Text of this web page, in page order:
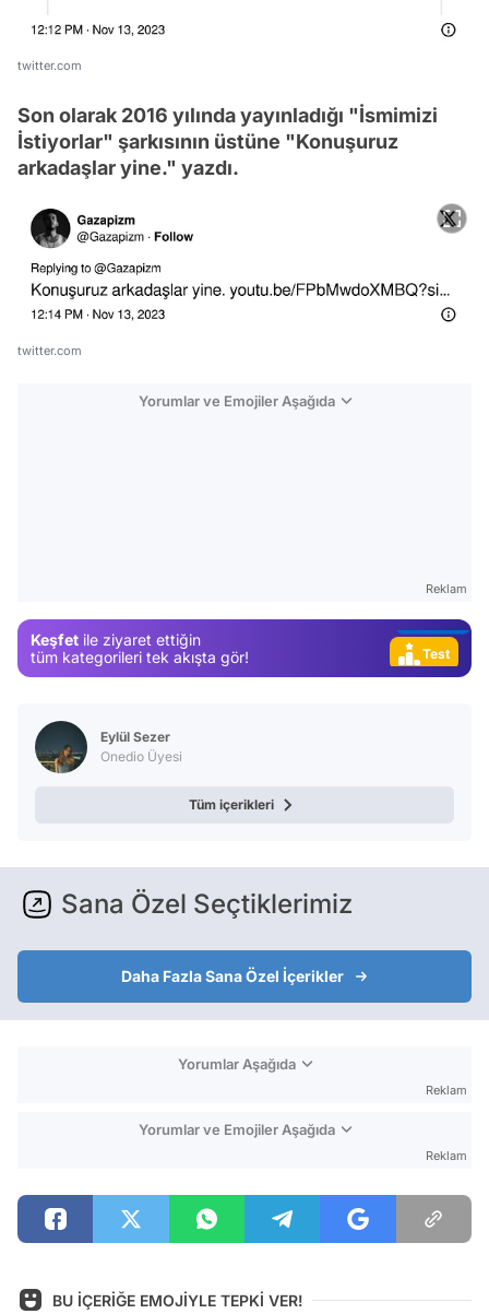
twitter.com
Son olarak 2016 yılında yayınladığı "İsmimizi
İstiyorlar" şarkısının üstüne "Konuşuruz
arkadaşlar yine." yazdı.
twitter.com
Yorumlar ve Emojiler Aşağıda
Reklam
Keşfet ile ziyaret ettiğin
tüm kategorileri tek akışta gör!
Test
Eylül Sezer
Onedio Üyesi
Tüm içerikleri
Sana Özel Seçtiklerimiz
Daha Fazla Sana Özel İçerikler
Yorumlar Aşağıda
Reklam
Yorumlar ve Emojiler Aşağıda
Reklam
BU İÇERİĞE EMOJİYLE TEPKİ VER!